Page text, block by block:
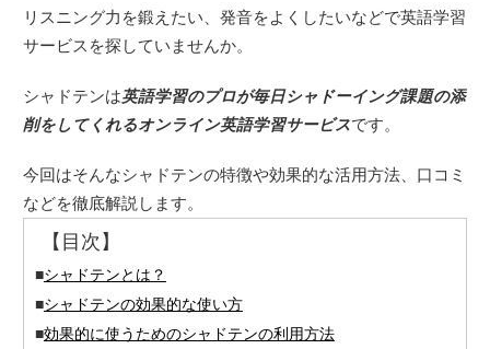
リスニング力を鍛えたい、発音をよくしたいなどで英語学習
サービスを探していませんか。
シャドテンは英語学習のプロが毎日シャドーイング課題の添
削をしてくれるオンライン英語学習サービスです。
今回はそんなシャドテンの特徴や効果的な活用方法、口コミ
などを徹底解説します。
【目次】
■シャドテンとは？
■シャドテンの効果的な使い方
■効果的に使うためのシャドテンの利用方法